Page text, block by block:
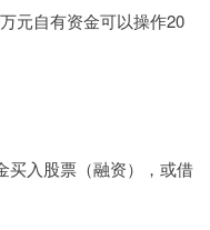
元自有资金可以操作20
买入股票（融资），或借